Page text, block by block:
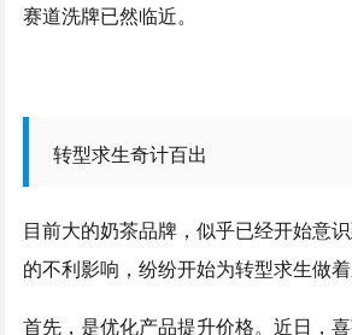
赛道洗牌已然临近。
转型求生奇计百出
目前大的奶茶品牌，似乎已经开始意
的不利影响，纷纷开始为转型求生做着
首先，是优化产品提升价格。近日，